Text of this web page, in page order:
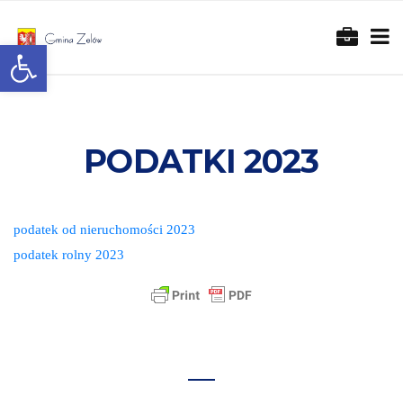
Otwórz pasek narzędzi
PODATKI 2023
podatek od nieruchomości 2023
podatek rolny 2023